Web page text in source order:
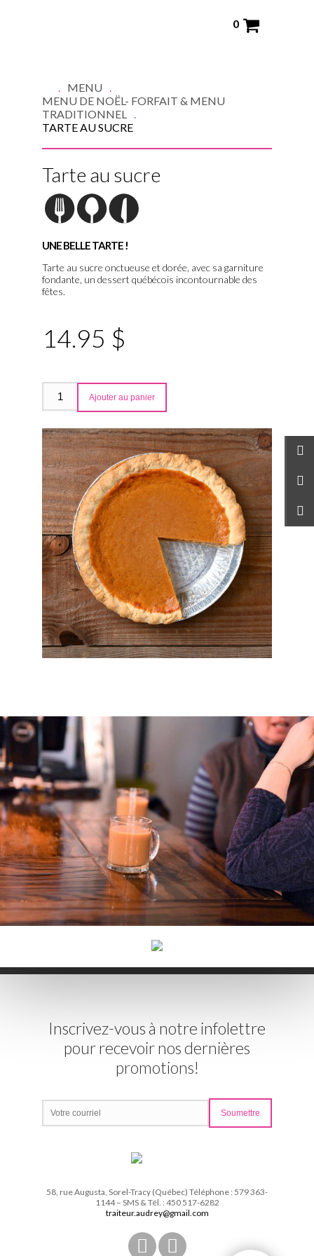
0
MENU
MENU DE NOËL- FORFAIT & MENU
TRADITIONNEL
TARTE AU SUCRE
Tarte au sucre
UNE BELLE TARTE !
Tarte au sucre onctueuse et dorée, avec sa garniture
fondante, un dessert québécois incontournable des
fêtes.
14.95 $
Ajouter au panier
Inscrivez-vous à notre infolettre
pour recevoir nos dernières
promotions!
58, rue Augusta, Sorel-Tracy (Québec) Téléphone : 579 363-
1144 – SMS & Tél. : 450 517-6282
traiteur.audrey@gmail.com